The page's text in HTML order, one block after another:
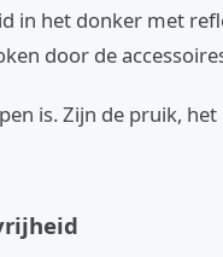
in het donker met
door de
is. Zijn de pruik,